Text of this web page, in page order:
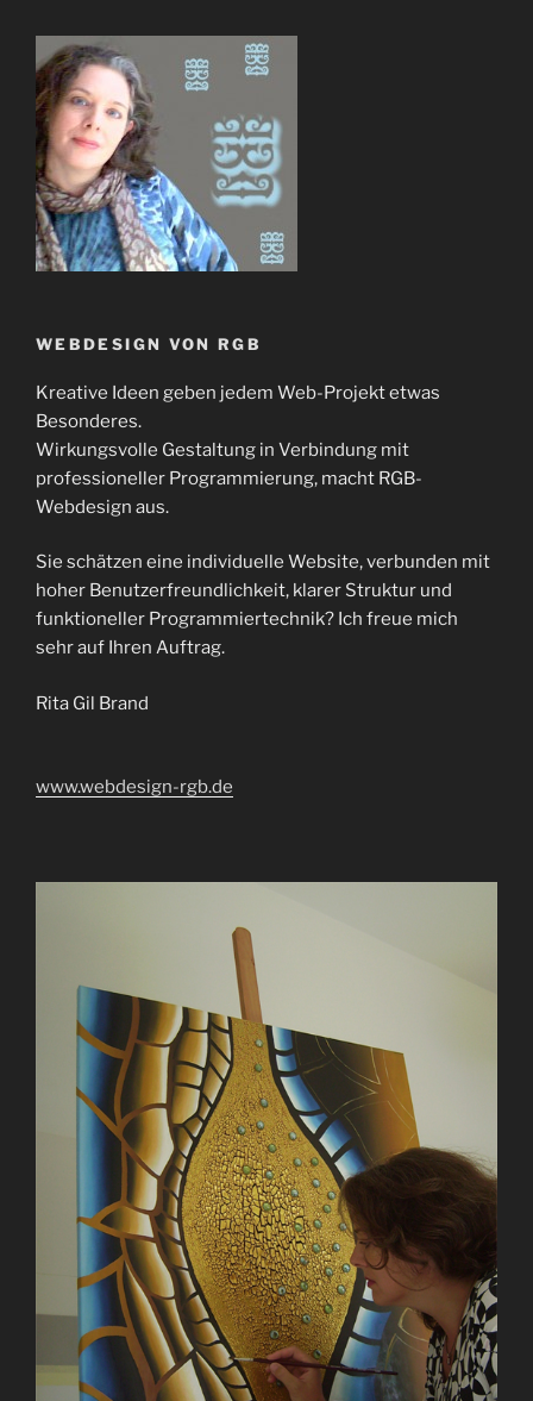
WEBDESIGN VON RGB
Kreative Ideen geben jedem Web-Projekt etwas
Besonderes.
Wirkungsvolle Gestaltung in Verbindung mit
professioneller Programmierung, macht RGB-
Webdesign aus.
Sie schätzen eine individuelle Website, verbunden mit
hoher Benutzerfreundlichkeit, klarer Struktur und
funktioneller Programmiertechnik? Ich freue mich
sehr auf Ihren Auftrag.
Rita Gil Brand
www.webdesign-rgb.de